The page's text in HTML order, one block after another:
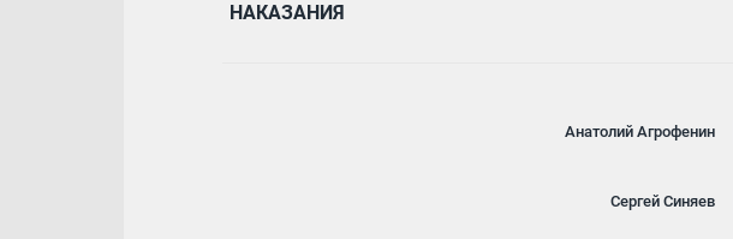
НАКАЗАНИЯ
Анатолий Агрофенин
Сергей Синяев